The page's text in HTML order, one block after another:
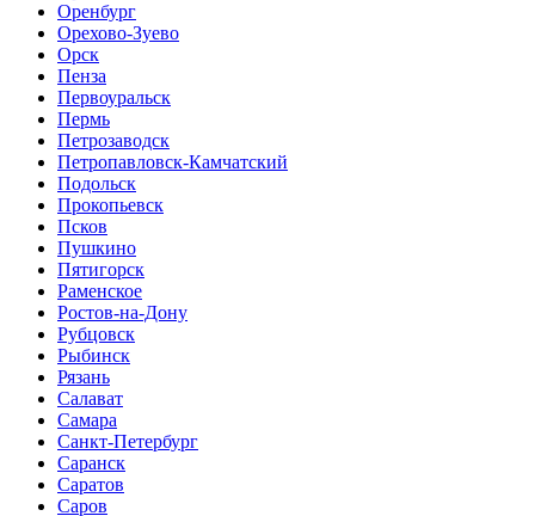
Оренбург
Орехово-Зуево
Орск
Пенза
Первоуральск
Пермь
Петрозаводск
Петропавловск-Камчатский
Подольск
Прокопьевск
Псков
Пушкино
Пятигорск
Раменское
Ростов-на-Дону
Рубцовск
Рыбинск
Рязань
Салават
Самара
Санкт-Петербург
Саранск
Саратов
Саров